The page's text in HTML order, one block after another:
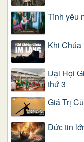
Tình yêu
Khi Chúa
Đại Hội
thứ 3
Giá Trị
Đức tin